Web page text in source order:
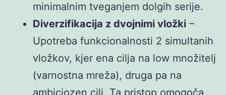
minimalnim tveganjem dolgih serije.
Diverzifikacija z dvojnimi vložki –
Upotreba funkcionalnosti 2 simultanih
vložkov, kjer ena cilja na low množitelj
(varnostna mreža), druga pa na
ambiciozen cilj. Ta pristop omogoča